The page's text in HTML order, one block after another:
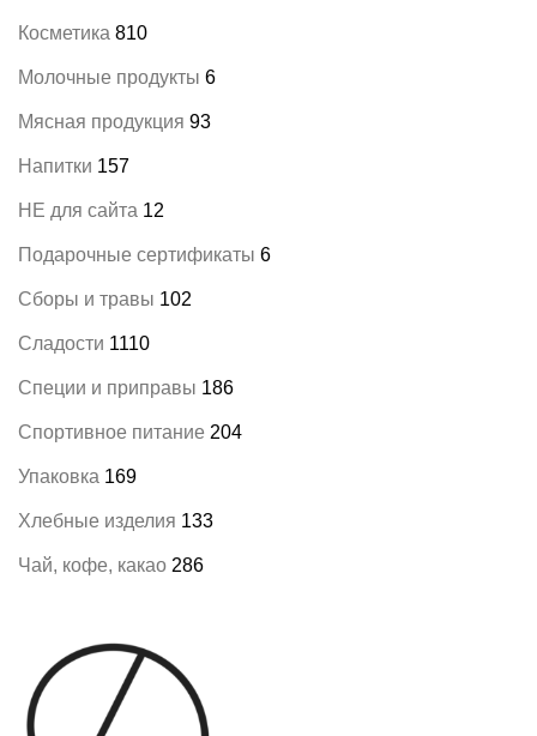
Косметика 810
Молочные продукты 6
Мясная продукция 93
Напитки 157
НЕ для сайта 12
Подарочные сертификаты 6
Сборы и травы 102
Сладости 1110
Специи и приправы 186
Спортивное питание 204
Упаковка 169
Хлебные изделия 133
Чай, кофе, какао 286